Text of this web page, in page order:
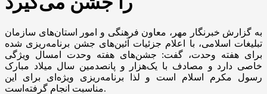
به گزارش خبرنگار مهر، معاون فرهنگی و امور استان‌های سازمان
تبلیغات اسلامی، با اعلام جزئیات آئین‌های جشن برنامه‌ریزی شده
برای هفته وحدت، گفت: جشن‌های هفته وحدت امسال ویژگی
خاصی دارد و مصادف با یک‌هزار و پانصدمین سال میلاد مبارک
رسول مکرم اسلام است و لذا برنامه‌ریزی ویژه‌ای برای این
مناسبت انجام گرفته‌است.